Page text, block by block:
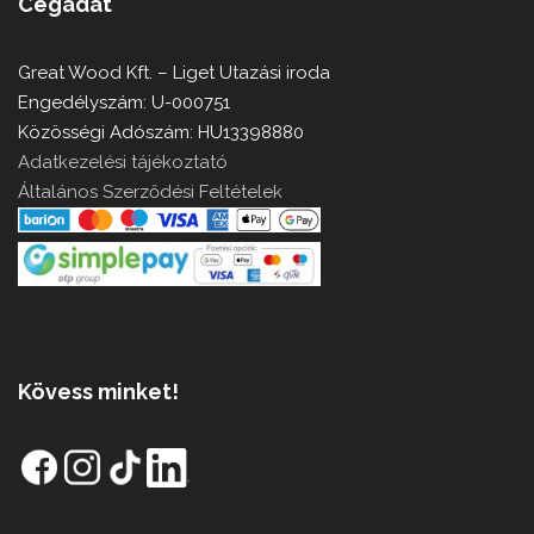
Great Wood Kft. – Liget Utazási iroda
Engedélyszám: U-000751
Közösségi Adószám: HU13398880
Adatkezelési tájékoztató
Általános Szerződési Feltételek
Kövess minket!